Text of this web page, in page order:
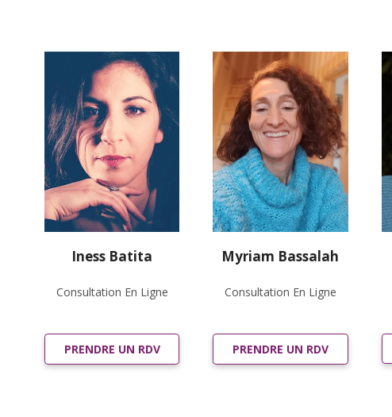
Iness Batita
Consultation En Ligne
PRENDRE UN RDV
Myriam Bassalah
Consultation En Ligne
PRENDRE UN RDV